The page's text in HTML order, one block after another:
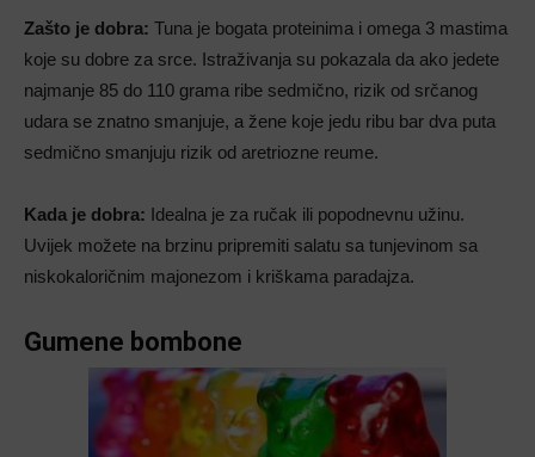
Zašto je dobra: Tuna je bogata proteinima i omega 3 mastima
koje su dobre za srce. Istraživanja su pokazala da ako jedete
najmanje 85 do 110 grama ribe sedmično, rizik od srčanog
udara se znatno smanjuje, a žene koje jedu ribu bar dva puta
sedmično smanjuju rizik od aretriozne reume.
Kada je dobra: Idealna je za ručak ili popodnevnu užinu.
Uvijek možete na brzinu pripremiti salatu sa tunjevinom sa
niskokaloričnim majonezom i kriškama paradajza.
Gumene bombone